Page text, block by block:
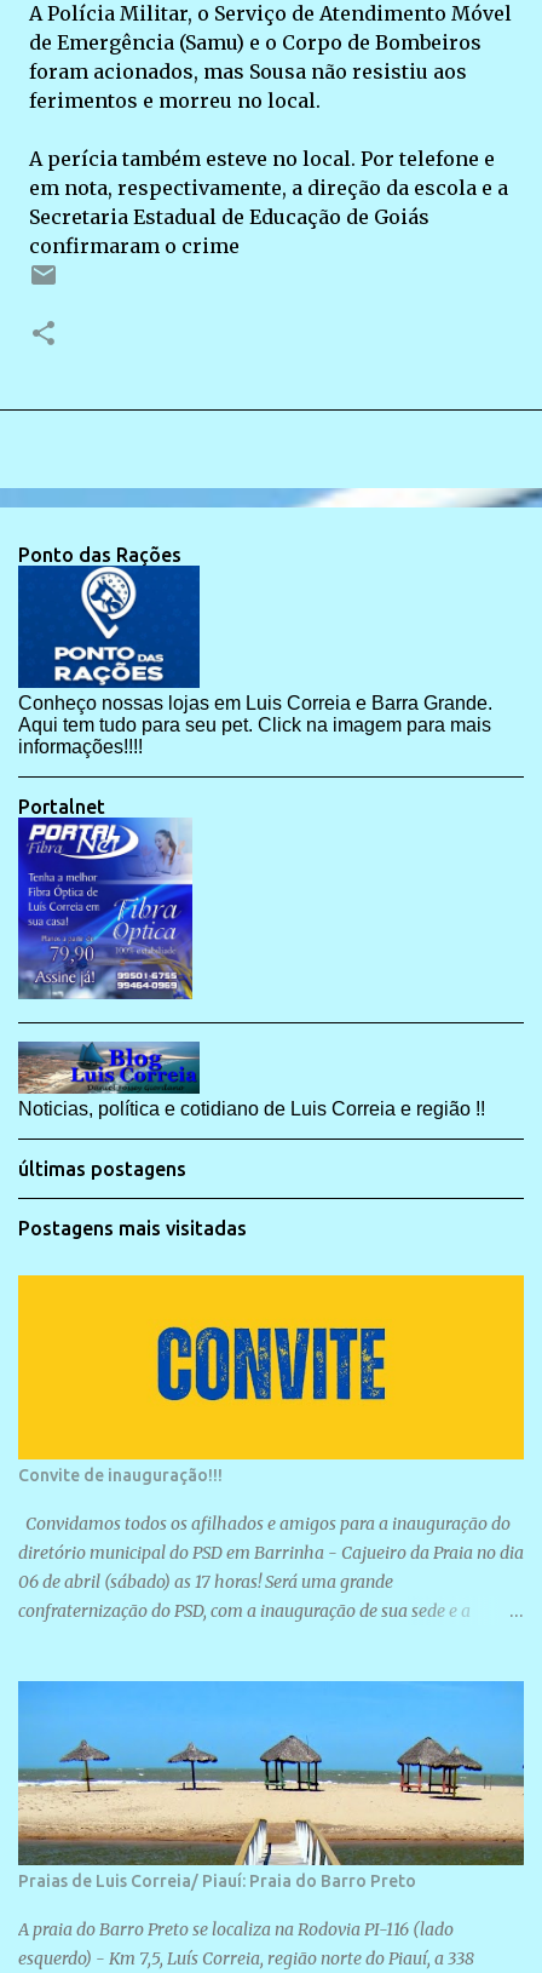
A Polícia Militar, o Serviço de Atendimento Móvel
de Emergência (Samu) e o Corpo de Bombeiros
foram acionados, mas Sousa não resistiu aos
ferimentos e morreu no local.
A perícia também esteve no local. Por telefone e
em nota, respectivamente, a direção da escola e a
Secretaria Estadual de Educação de Goiás
confirmaram o crime
Ponto das Rações
Conheço nossas lojas em Luis Correia e Barra Grande.
Aqui tem tudo para seu pet. Click na imagem para mais
informações!!!!
Portalnet
Noticias, política e cotidiano de Luis Correia e região !!
últimas postagens
Postagens mais visitadas
Convite de inauguração!!!
Convidamos todos os afilhados e amigos para a inauguração do
diretório municipal do PSD em Barrinha - Cajueiro da Praia no dia
06 de abril (sábado) as 17 horas! Será uma grande
confraternização do PSD, com a inauguração de sua sede e a
Praias de Luis Correia/ Piauí: Praia do Barro Preto
A praia do Barro Preto se localiza na Rodovia PI-116 (lado
esquerdo) - Km 7,5, Luís Correia, região norte do Piauí, a 338